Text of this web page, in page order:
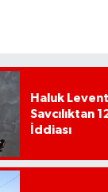
Haluk Levent
Savcılıktan
İddiası